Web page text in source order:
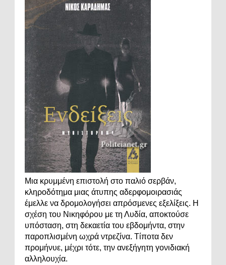
Μια κρυμμένη επιστολή στο παλιό σερβάν,
κληροδότημα μιας άτυπης αδερφομοιρασιάς
έμελλε να δρομολογήσει απρόσμενες εξελίξεις. Η
σχέση του Νικηφόρου με τη Λυδία, αποκτούσε
υπόσταση, στη δεκαετία του εβδομήντα, στην
παροπλισμένη ωχρά ντρεζίνα. Τίποτα δεν
προμήνυε, μέχρι τότε, την ανεξήγητη γονιδιακή
αλληλουχία.